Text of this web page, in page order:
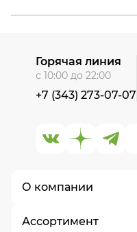
О компании
О нас
Ассортимент
Горячая линия
с 10:00 до 22:00
+7 (343) 273-07-07